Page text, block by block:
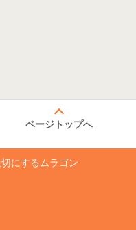
ページトップへ
にするムラゴン